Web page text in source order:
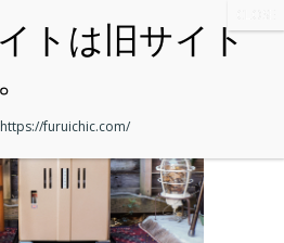
https://furuichic.com/